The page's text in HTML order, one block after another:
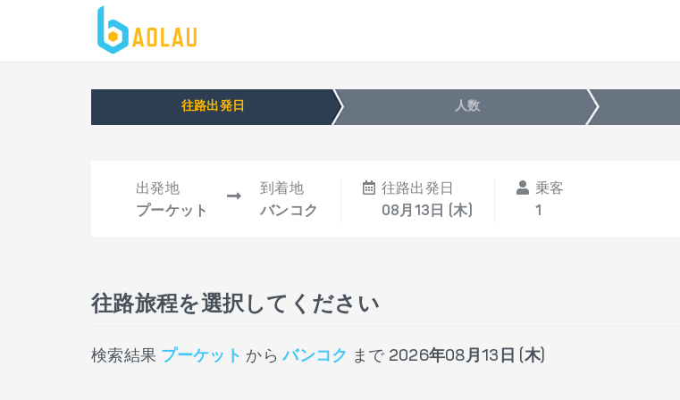
往路出発日 人数
出発地
プーケット
到着地
バンコク
往路出発日
08月13日 (木)
乗客
1
往路旅程を選択してください
検索結果 プーケット からバンコク まで 2026年08月13日 (木)